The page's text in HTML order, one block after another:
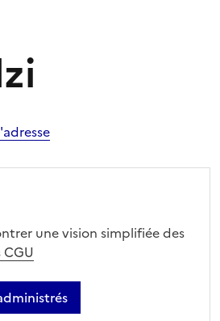
une vision simplifiée des
CGU